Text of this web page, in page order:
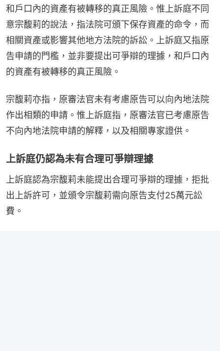
和戶口內的資產有被轉移的真正風險。惟上訴庭不同
意宗馥莉的說法，指法院可頒下保存資產的命令，而
相關資產或影響其他地方法院的訴訟。上訴庭又指原
告申請的門檻，並非要提出可爭辯的理據，和戶口內
的資產有被轉移的真正風險。
宗馥莉亦指，原審法官未有考慮原告可以向內地法院
作出相類的申請。惟上訴庭指，原審法官已考慮原告
不向內地法院申請的解釋，以及相關專家證供。
上訴庭仍認為未有合理可爭辯理據
上訴庭認為宗馥莉未能提出合理可爭辯的理據，拒批
出上訴許可，並頒令宗馥莉需向原告支付25萬元訟
費。